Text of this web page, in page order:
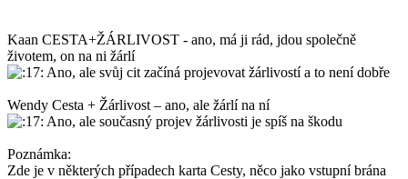
Kaan CESTA+ŽÁRLIVOST - ano, má ji rád, jdou společně
životem, on na ni žárlí
Ano, ale svůj cit začíná projevovat žárlivostí a to není dobře
Wendy Cesta + Žárlivost – ano, ale žárlí na ní
Ano, ale současný projev žárlivosti je spíš na škodu
Poznámka:
Zde je v některých případech karta Cesty, něco jako vstupní brána